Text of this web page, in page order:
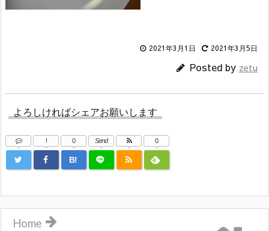
2021年3月1日 2021年3月5日
Posted by zetu
よろしければシェアお願いします
!
B!
0 Send 0
Home